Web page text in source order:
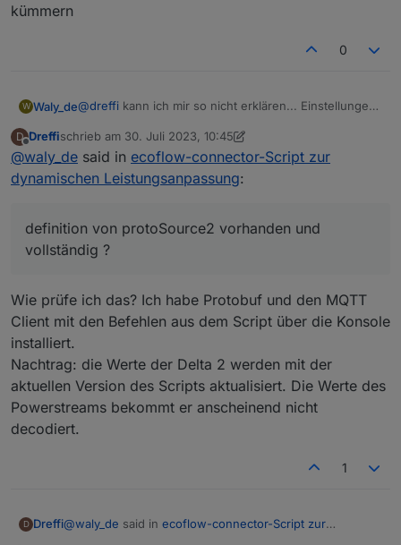
kümmern
0
W Waly_de@dreffi kann ich mir so nicht erklären... Einstellungen
definition von protoSource2 vorhanden und
vollständig ?
sonst vielleicht noch mal ein stück log mit
eingeschaltetem debug ..
bin aber jetzt erst mal unterwegs und kann mich nicht
kümmern
D
Offline
Dreffischrieb am 30. Juli 2023, 10:45
zuletzt editiert von Dreffi
@waly_de said in ecoflow-connector-Script zur
dynamischen Leistungsanpassung:
definition von protoSource2 vorhanden und
vollständig ?
Wie prüfe ich das? Ich habe Protobuf und den MQTT
Client mit den Befehlen aus dem Script über die Konsole
installiert.
Nachtrag: die Werte der Delta 2 werden mit der
aktuellen Version des Scripts aktualisiert. Die Werte des
Powerstreams bekommt er anscheinend nicht
decodiert.
1
D Dreffi@waly_de said in ecoflow-connector-Script zur